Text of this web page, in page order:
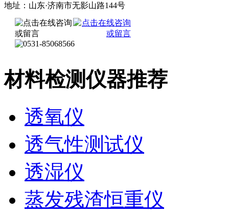
地址：山东·济南市无影山路144号
材料检测仪器推荐
透氧仪
透气性测试仪
透湿仪
蒸发残渣恒重仪